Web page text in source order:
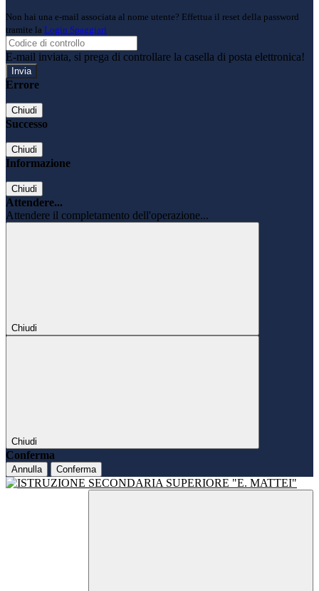
Non hai una e-mail associata al nome utente? Effettua il reset della password
tramite la Login Spaggiari
E-mail inviata, si prega di controllare la casella di posta elettronica!
Errore
Chiudi
Successo
Chiudi
Informazione
Chiudi
Attendere...
Attendere il completamento dell'operazione...
Chiudi
Chiudi
Conferma
Annulla Conferma